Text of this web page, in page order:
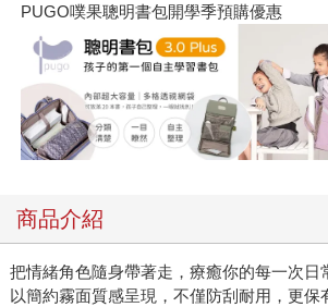
PUGO噗果聰明書包開學季預購優惠
商品介紹
把情緒角色隨身帶著走，療癒你的每一次日
以簡約霧面質感呈現，不僅防刮耐用，更保